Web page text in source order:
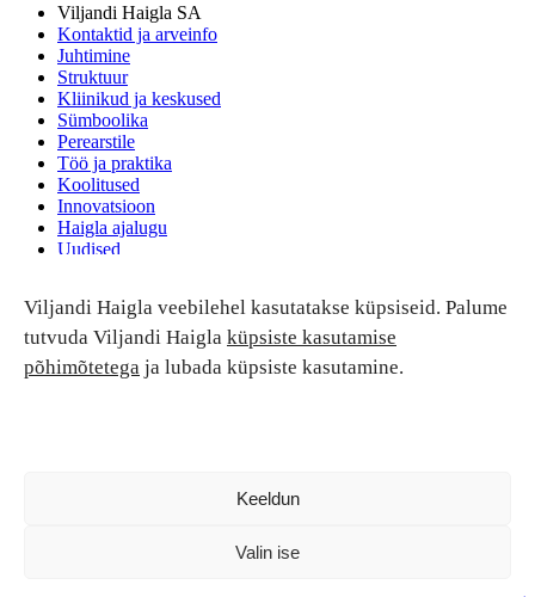
Viljandi Haigla veebilehel kasutatakse küpsiseid. Palume
tutvuda Viljandi Haigla küpsiste kasutamise
põhimõtetega ja lubada küpsiste kasutamine.
Keeldun
Valin ise
Viljandi Haigla SA
Kontaktid ja arveinfo
Juhtimine
Struktuur
Kliinikud ja keskused
Sümboolika
Perearstile
Töö ja praktika
Koolitused
Innovatsioon
Haigla ajalugu
Uudised
Patsiendi turvalisus ja õigused
Patsiendi õigused ja kohustused
Patsiendiohutus
Patsientide nõukoda